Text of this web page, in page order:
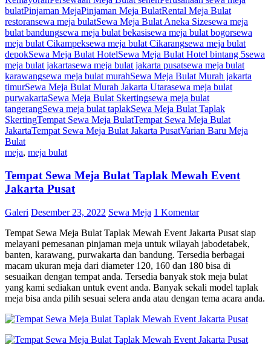
bulatPinjaman MejaPinjaman Meja BulatRental Meja Bulat
restoransewa meja bulatSewa Meja Bulat Aneka Sizesewa meja
bulat bandungsewa meja bulat bekasisewa meja bulat bogorsewa
meja bulat Cikampeksewa meja bulat Cikarangsewa meja bulat
depokSewa Meja Bulat HotelSewa Meja Bulat Hotel bintang 5sewa
meja bulat jakartasewa meja bulat jakarta pusatsewa meja bulat
karawangsewa meja bulat murahSewa Meja Bulat Murah jakarta
timurSewa Meja Bulat Murah Jakarta Utarasewa meja bulat
purwakartaSewa Meja Bulat Skertingsewa meja bulat
tangerangSewa meja bulat taplakSewa Meja Bulat Taplak
SkertingTempat Sewa Meja BulatTempat Sewa Meja Bulat
JakartaTempat Sewa Meja Bulat Jakarta PusatVarian Baru Meja
Bulat
meja, meja bulat
Tempat Sewa Meja Bulat Taplak Mewah Event
Jakarta Pusat
Galeri Desember 23, 2022 Sewa Meja 1 Komentar
Tempat Sewa Meja Bulat Taplak Mewah Event Jakarta Pusat siap
melayani pemesanan pinjaman meja untuk wilayah jabodetabek,
banten, karawang, purwakarta dan bandung. Tersedia berbagai
macam ukuran meja dari diameter 120, 160 dan 180 bisa di
sesuaikan dengan tempat anda. Tersedia banyak stok meja bulat
yang kami sediakan untuk event anda. Banyak sekali model taplak
meja bisa anda pilih sesuai selera anda atau dengan tema acara anda.